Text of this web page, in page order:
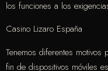
los funciones a los
Casino Lizaro España
Tenemos diferentes
fin de dispositivos móviles